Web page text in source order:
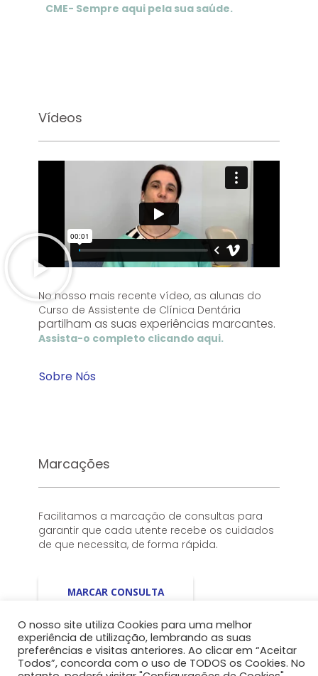
CME- Sempre aqui pela sua saúde.
Vídeos
No nosso mais recente vídeo, as alunas do
Curso de Assistente de Clínica Dentária
partilham as suas experiências marcantes.
Assista-o completo clicando aqui.
Sobre Nós
Marcações
Facilitamos a marcação de consultas para
garantir que cada utente recebe os cuidados
de que necessita, de forma rápida.
MARCAR CONSULTA
O nosso site utiliza Cookies para uma melhor
experiência de utilização, lembrando as suas
preferências e visitas anteriores. Ao clicar em “Aceitar
Todos”, concorda com o uso de TODOS os Cookies. No